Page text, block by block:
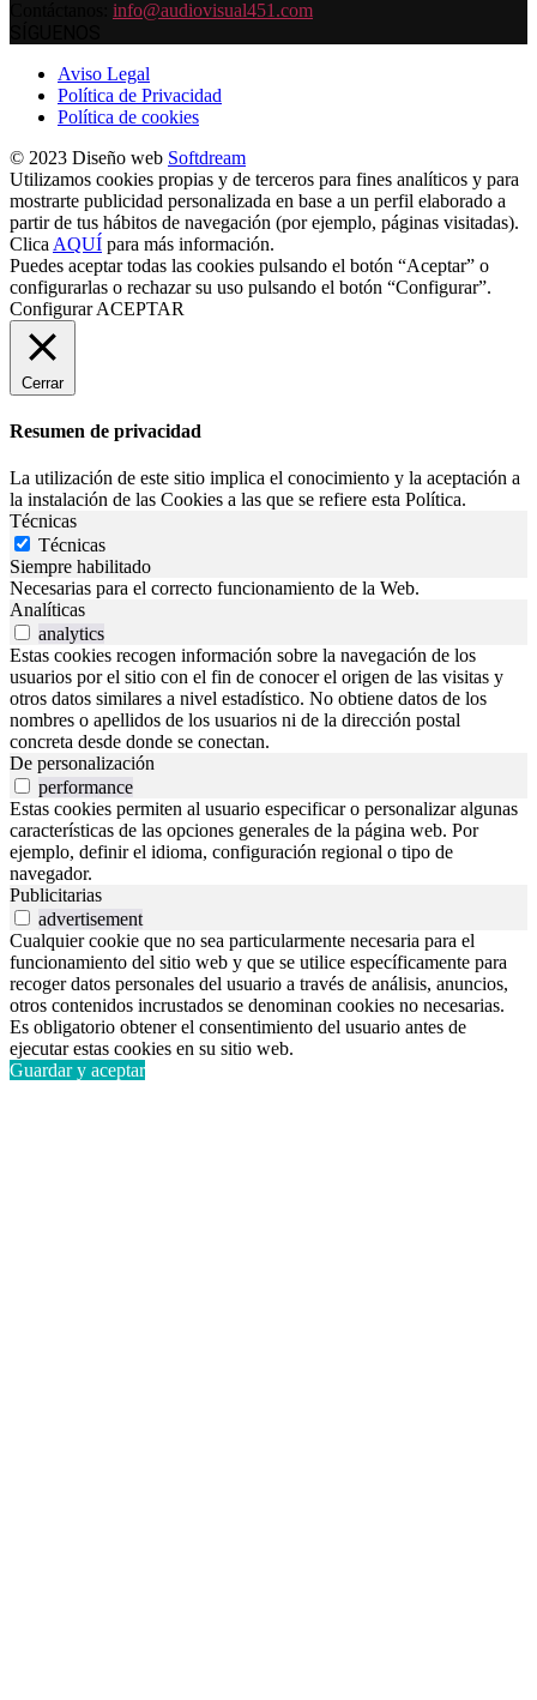
info@audiovisual451.com
Aviso Legal
Política de Privacidad
Política de cookies
© 2023 Diseño web Softdream
Utilizamos cookies propias y de terceros para fines analíticos y para
mostrarte publicidad personalizada en base a un perfil elaborado a
partir de tus hábitos de navegación (por ejemplo, páginas visitadas).
Clica AQUÍ para más información.
Puedes aceptar todas las cookies pulsando el botón “Aceptar” o
configurarlas o rechazar su uso pulsando el botón “Configurar”.
Configurar ACEPTAR
Cerrar
Resumen de privacidad
La utilización de este sitio implica el conocimiento y la aceptación a
la instalación de las Cookies a las que se refiere esta Política.
Técnicas
Técnicas
Siempre habilitado
Necesarias para el correcto funcionamiento de la Web.
Analíticas
analytics
Estas cookies recogen información sobre la navegación de los
usuarios por el sitio con el fin de conocer el origen de las visitas y
otros datos similares a nivel estadístico. No obtiene datos de los
nombres o apellidos de los usuarios ni de la dirección postal
concreta desde donde se conectan.
De personalización
performance
Estas cookies permiten al usuario especificar o personalizar algunas
características de las opciones generales de la página web. Por
ejemplo, definir el idioma, configuración regional o tipo de
navegador.
Publicitarias
advertisement
Cualquier cookie que no sea particularmente necesaria para el
funcionamiento del sitio web y que se utilice específicamente para
recoger datos personales del usuario a través de análisis, anuncios,
otros contenidos incrustados se denominan cookies no necesarias.
Es obligatorio obtener el consentimiento del usuario antes de
ejecutar estas cookies en su sitio web.
Guardar y aceptar